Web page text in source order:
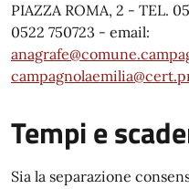
PIAZZA ROMA, 2 - TEL.
0522 750723 - email:
Tempi e
Sia la separazione